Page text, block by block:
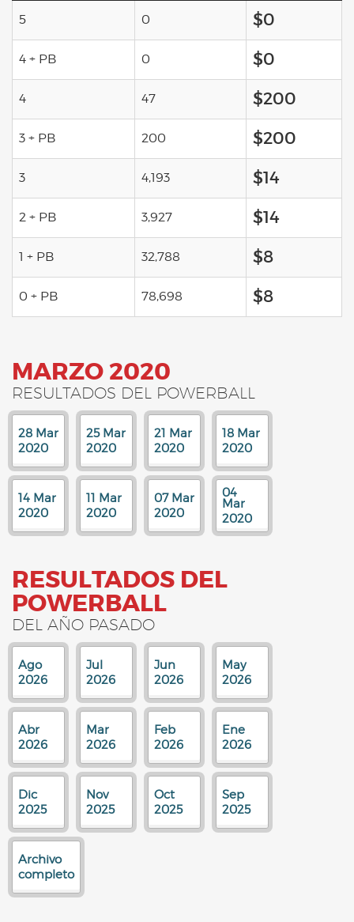
5 0 $0
4 + PB 0 $0
4 47 $200
3 + PB 200 $200
3 4,193 $14
2 + PB 3,927 $14
1 + PB 32,788 $8
0 + PB 78,698 $8
MARZO 2020
RESULTADOS DEL POWERBALL
28 Mar
2020
25 Mar
2020
21 Mar
2020
18 Mar
2020
14 Mar
2020
11 Mar
2020
07 Mar
2020
04
Mar
2020
RESULTADOS DEL
POWERBALL
DEL AÑO PASADO
Ago
2026
Jul
2026
Jun
2026
May
2026
Abr
2026
Mar
2026
Feb
2026
Ene
2026
Dic
2025
Nov
2025
Oct
2025
Sep
2025
Archivo
completo